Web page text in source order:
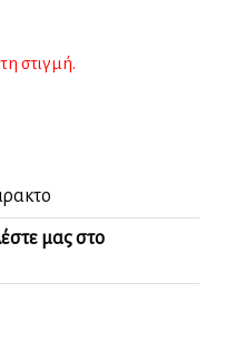
στιγμή.
μας στο